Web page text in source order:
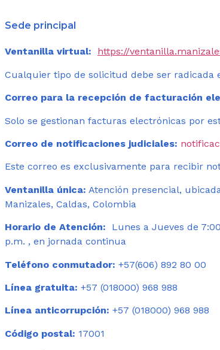
Sede principal
Ventanilla virtual: https://
Cualquier tipo de solicitud debe ser radicada
Correo para la recepción de facturación
Solo se gestionan facturas electrónicas por
Correo de notificaciones judiciales:
Este correo es exclusivamente para recibir
Ventanilla única: Atención presencial,
Manizales, Caldas, Colombia
Horario de Atención:
Lunes a Jueves de
p.m. , en jornada continua
Teléfono conmutador: +57(606) 892 80 00
Línea gratuita: +57 (018000) 968 988
Línea anticorrupción: +57 (018000) 968 988
Código postal: 17001